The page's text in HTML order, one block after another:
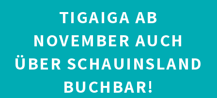
TIGAIGA AB
NOVEMBER AUCH
ÜBER SCHAUINSLAND
BUCHBAR!